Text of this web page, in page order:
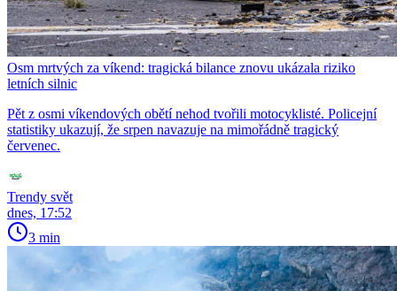
Osm mrtvých za víkend: tragická bilance znovu ukázala riziko
letních silnic
Pět z osmi víkendových obětí nehod tvořili motocyklisté. Policejní
statistiky ukazují, že srpen navazuje na mimořádně tragický
červenec.
Trendy svět
dnes, 17:52
3 min